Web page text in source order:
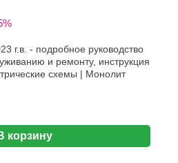
г.в. - подробное руководство
и ремонту, инструкция
схемы | Монолит
корзину